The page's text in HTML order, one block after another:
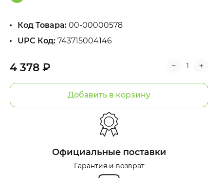
4 378 ₽
Добавить в корзину
Код Товара: 00-00000578
UPC Код: 743715004146
Официальные поставки
Гарантия и возврат